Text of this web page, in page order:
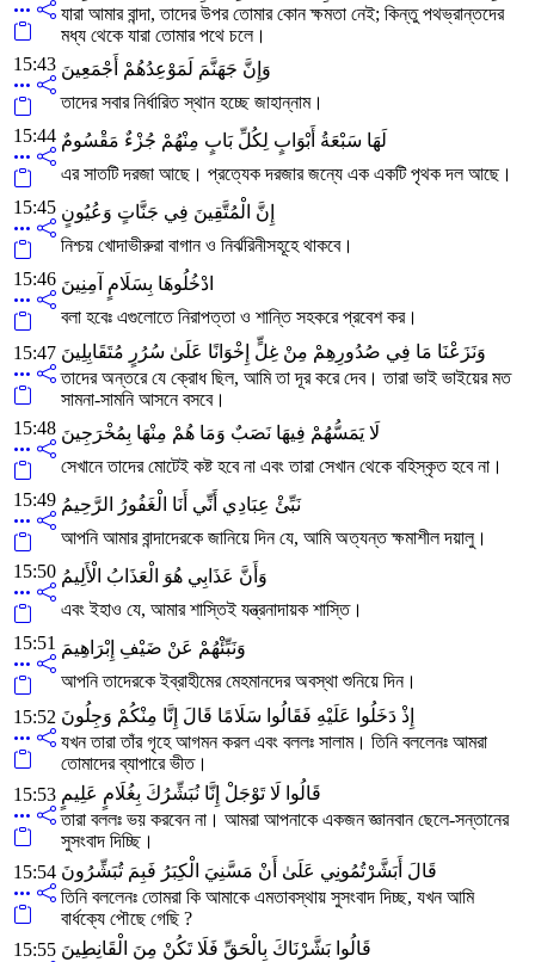
যারা আমার বান্দা, তাদের উপর তোমার কোন ক্ষমতা নেই; কিন্তু পথভ্রান্তদের
মধ্য থেকে যারা তোমার পথে চলে।
15:43 وَإِنَّ جَهَنَّمَ لَمَوْعِدُهُمْ أَجْمَعِينَ
তাদের সবার নির্ধারিত স্থান হচ্ছে জাহান্নাম।
15:44 لَهَا سَبْعَةُ أَبْوَابٍ لِكُلِّ بَابٍ مِنْهُمْ جُزْءٌ مَقْسُومٌ
এর সাতটি দরজা আছে। প্রত্যেক দরজার জন্যে এক একটি পৃথক দল আছে।
15:45 إِنَّ الْمُتَّقِينَ فِي جَنَّاتٍ وَعُيُونٍ
নিশ্চয় খোদাভীরুরা বাগান ও নির্ঝরিনীসহূহে থাকবে।
15:46 ادْخُلُوهَا بِسَلَامٍ آمِنِينَ
বলা হবেঃ এগুলোতে নিরাপত্তা ও শান্তি সহকরে প্রবেশ কর।
15:47 وَنَزَعْنَا مَا فِي صُدُورِهِمْ مِنْ غِلٍّ إِخْوَانًا عَلَىٰ سُرُرٍ مُتَقَابِلِينَ
তাদের অন্তরে যে ক্রোধ ছিল, আমি তা দূর করে দেব। তারা ভাই ভাইয়ের মত
সামনা-সামনি আসনে বসবে।
15:48 لَا يَمَسُّهُمْ فِيهَا نَصَبٌ وَمَا هُمْ مِنْهَا بِمُخْرَجِينَ
সেখানে তাদের মোটেই কষ্ট হবে না এবং তারা সেখান থেকে বহিস্কৃত হবে না।
15:49 نَبِّئْ عِبَادِي أَنِّي أَنَا الْغَفُورُ الرَّحِيمُ
আপনি আমার বান্দাদেরকে জানিয়ে দিন যে, আমি অত্যন্ত ক্ষমাশীল দয়ালু।
15:50 وَأَنَّ عَذَابِي هُوَ الْعَذَابُ الْأَلِيمُ
এবং ইহাও যে, আমার শাস্তিই যন্ত্রনাদায়ক শাস্তি।
15:51 وَنَبِّئْهُمْ عَنْ ضَيْفِ إِبْرَاهِيمَ
আপনি তাদেরকে ইব্রাহীমের মেহমানদের অবস্থা শুনিয়ে দিন।
15:52 إِذْ دَخَلُوا عَلَيْهِ فَقَالُوا سَلَامًا قَالَ إِنَّا مِنْكُمْ وَجِلُونَ
যখন তারা তাঁর গৃহে আগমন করল এবং বললঃ সালাম। তিনি বললেনঃ আমরা
তোমাদের ব্যাপারে ভীত।
15:53 قَالُوا لَا تَوْجَلْ إِنَّا نُبَشِّرُكَ بِغُلَامٍ عَلِيمٍ
তারা বললঃ ভয় করবেন না। আমরা আপনাকে একজন জ্ঞানবান ছেলে-সন্তানের
সুসংবাদ দিচ্ছি।
15:54 قَالَ أَبَشَّرْتُمُونِي عَلَىٰ أَنْ مَسَّنِيَ الْكِبَرُ فَبِمَ تُبَشِّرُونَ
তিনি বললেনঃ তোমরা কি আমাকে এমতাবস্থায় সুসংবাদ দিচ্ছ, যখন আমি
বার্ধক্যে পৌছে গেছি ?
15:55 قَالُوا بَشَّرْنَاكَ بِالْحَقِّ فَلَا تَكُنْ مِنَ الْقَانِطِينَ